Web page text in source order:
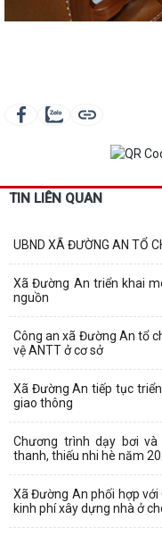
TIN LIÊN QUAN
UBND XÃ ĐƯỜNG AN TỔ
Xã Đường An triển khai
nguồn
Công an xã Đường An tổ
vệ ANTT ở cơ sở
Xã Đường An tiếp tục
giao thông
Chương trình dạy bơi
thanh, thiếu nhi hè năm
Xã Đường An phối hợp
kinh phí xây dựng nhà ở